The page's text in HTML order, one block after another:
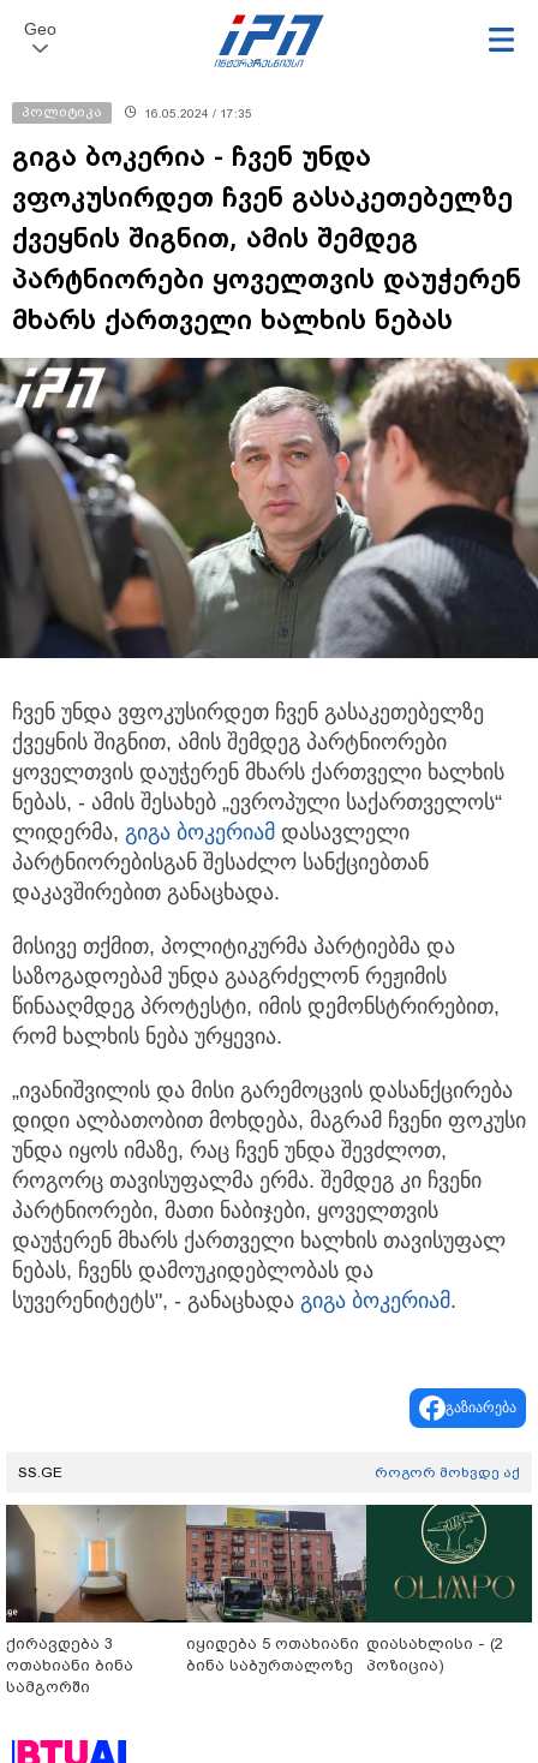
Geo
პოლიტიკა 16.05.2024 / 17:35
გიგა ბოკერია - ჩვენ უნდა
ვფოკუსირდეთ ჩვენ გასაკეთებელზე
ქვეყნის შიგნით, ამის შემდეგ
პარტნიორები ყოველთვის დაუჭერენ
მხარს ქართველი ხალხის ნებას
ჩვენ უნდა ვფოკუსირდეთ ჩვენ გასაკეთებელზე
ქვეყნის შიგნით, ამის შემდეგ პარტნიორები
ყოველთვის დაუჭერენ მხარს ქართველი ხალხის
ნებას, - ამის შესახებ „ევროპული საქართველოს“
ლიდერმა, გიგა ბოკერიამ დასავლელი
პარტნიორებისგან შესაძლო სანქციებთან
დაკავშირებით განაცხადა.
მისივე თქმით, პოლიტიკურმა პარტიებმა და
საზოგადოებამ უნდა გააგრძელონ რეჟიმის
წინააღმდეგ პროტესტი, იმის დემონსტრირებით,
რომ ხალხის ნება ურყევია.
„ივანიშვილის და მისი გარემოცვის დასანქცირება
დიდი ალბათობით მოხდება, მაგრამ ჩვენი ფოკუსი
უნდა იყოს იმაზე, რაც ჩვენ უნდა შევძლოთ,
როგორც თავისუფალმა ერმა. შემდეგ კი ჩვენი
პარტნიორები, მათი ნაბიჯები, ყოველთვის
დაუჭერენ მხარს ქართველი ხალხის თავისუფალ
ნებას, ჩვენს დამოუკიდებლობას და
სუვერენიტეტს", - განაცხადა გიგა ბოკერიამ.
გაზიარება
SS.GE როგორ მოხვდე აქ
ქირავდება 3
ოთახიანი ბინა
სამგორში
იყიდება 5 ოთახიანი
ბინა საბურთალოზე
დიასახლისი - (2
პოზიცია)